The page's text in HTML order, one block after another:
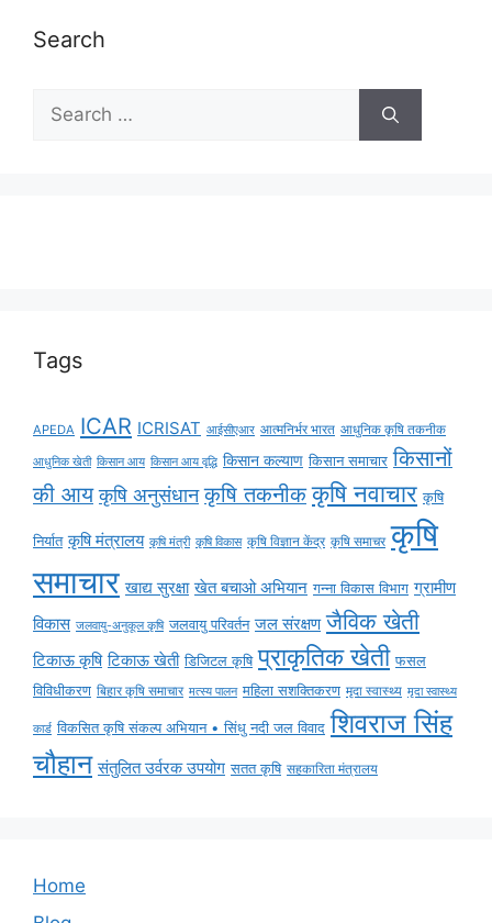
Search
Tags
APEDA ICAR ICRISAT आईसीएआर आत्मनिर्भर भारत आधुनिक कृषि तकनीक
आधुनिक खेती किसान आय किसान आय वृद्धि किसान कल्याण किसान समाचार किसानों
की आय कृषि अनुसंधान कृषि तकनीक कृषि नवाचार कृषि
निर्यात कृषि मंत्रालय कृषि मंत्री कृषि विकास कृषि विज्ञान केंद्र कृषि समाचर कृषि
समाचार खाद्य सुरक्षा खेत बचाओ अभियान गन्ना विकास विभाग ग्रामीण
विकास जलवायु-अनुकूल कृषि जलवायु परिवर्तन जल संरक्षण जैविक खेती
टिकाऊ कृषि टिकाऊ खेती डिजिटल कृषि प्राकृतिक खेती फसल
विविधीकरण बिहार कृषि समाचार मत्स्य पालन महिला सशक्तिकरण मृदा स्वास्थ्य मृदा स्वास्थ्य
कार्ड विकसित कृषि संकल्प अभियान • सिंधु नदी जल विवाद शिवराज सिंह
चौहान संतुलित उर्वरक उपयोग सतत कृषि सहकारिता मंत्रालय
Home